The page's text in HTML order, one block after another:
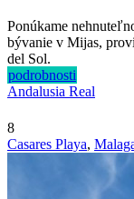
Ponúkame
bývanie v Mijas,
del Sol.
podrobnosti
Andalusia Real
8
Casares Playa,